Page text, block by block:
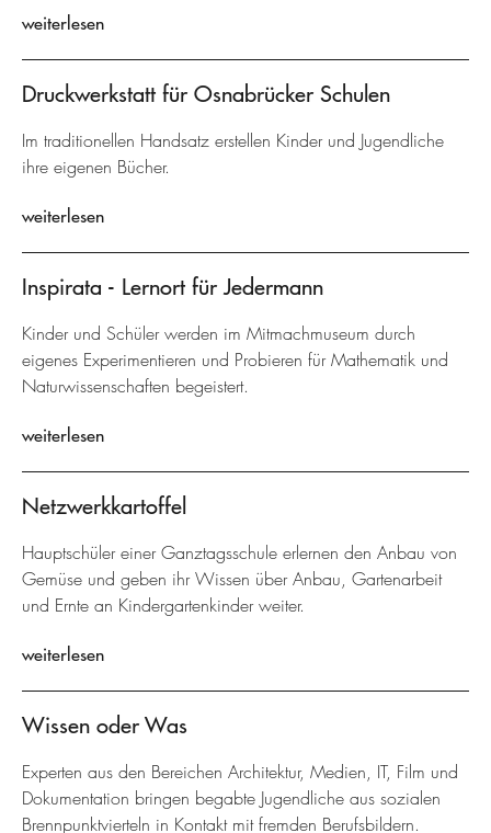
weiterlesen
Druckwerkstatt für Osnabrücker Schulen
Im traditionellen Handsatz erstellen Kinder und Jugendliche
ihre eigenen Bücher.
weiterlesen
Inspirata - Lernort für Jedermann
Kinder und Schüler werden im Mitmachmuseum durch
eigenes Experimentieren und Probieren für Mathematik und
Naturwissenschaften begeistert.
weiterlesen
Netzwerkkartoffel
Hauptschüler einer Ganztagsschule erlernen den Anbau von
Gemüse und geben ihr Wissen über Anbau, Gartenarbeit
und Ernte an Kindergartenkinder weiter.
weiterlesen
Wissen oder Was
Experten aus den Bereichen Architektur, Medien, IT, Film und
Dokumentation bringen begabte Jugendliche aus sozialen
Brennpunktvierteln in Kontakt mit fremden Berufsbildern.